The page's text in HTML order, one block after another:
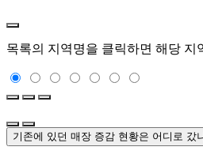
목록의 지역명을 클릭하면 해당 지
기존에 있던 매장 증감 현황은 어디로 갔